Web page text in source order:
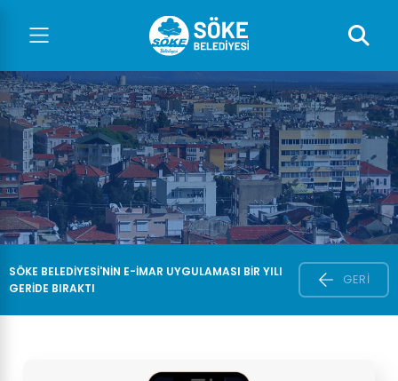
SÖKE BELEDİYESİ'NİN E-İMAR UYGULAMASI BİR YILI
GERİDE BIRAKTI
GERI